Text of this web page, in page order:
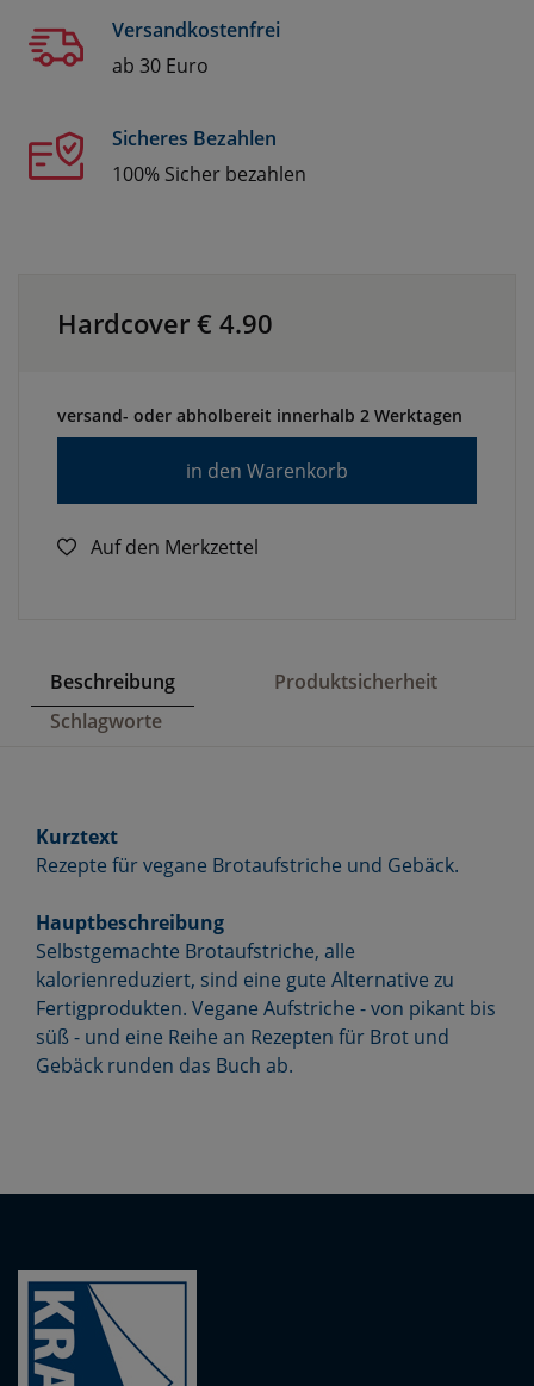
Versandkostenfrei
ab 30 Euro
Sicheres Bezahlen
100% Sicher bezahlen
Hardcover € 4.90
versand- oder abholbereit innerhalb 2 Werktagen
in den Warenkorb
Auf den Merkzettel
Beschreibung
Produktsicherheit
Schlagworte
Kurztext
Rezepte für vegane Brotaufstriche und Gebäck.
Hauptbeschreibung
Selbstgemachte Brotaufstriche, alle
kalorienreduziert, sind eine gute Alternative zu
Fertigprodukten. Vegane Aufstriche - von pikant bis
süß - und eine Reihe an Rezepten für Brot und
Gebäck runden das Buch ab.